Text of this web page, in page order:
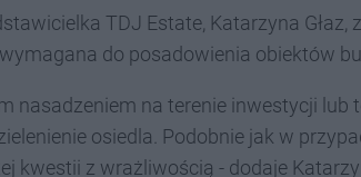
TDJ Estate, Katarzyna Głaz,
do posadowienia obiektów
nasadzeniem na terenie inwestycji lub
osiedla. Podobnie jak w
kwestii z wrażliwością - dodaje